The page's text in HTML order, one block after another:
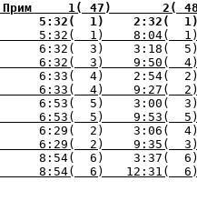
Место Прим     1(
   5:32(  1)
2:32(
5:32(  1)    8:04(
6:32(  3)    3:18(
6:32(  3)    9:50(
6:33(  4)
6:33(  4)    9:27(
6:53(  5)    3:00(
6:53(  5)    9:53(
6:29(  2)    3:06(
6:29(  2)    9:35(
8:54(  6)   12:31(